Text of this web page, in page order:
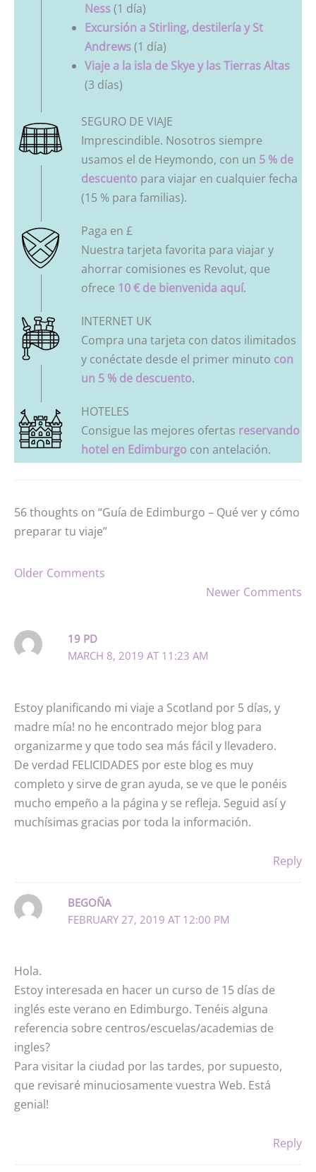
Ness(1 día)
Excursión a Stirling, destilería y St
Andrews(1 día)
Viaje a la isla de Skye y las Tierras Altas
(3 días)
SEGURO DE VIAJE
Imprescindible. Nosotros siempre
usamos el de Heymondo, con un 5 % de
descuento para viajar en cualquier fecha
(15 % para familias).
Paga en £
Nuestra tarjeta favorita para viajar y
ahorrar comisiones es Revolut, que
ofrece 10 € de bienvenida aquí.
INTERNET UK
Compra una tarjeta con datos ilimitados
y conéctate desde el primer minuto con
un 5 % de descuento.
HOTELES
Consigue las mejores ofertas reservando
hotel en Edimburgo con antelación.
56 thoughts on “Guía de Edimburgo – Qué ver y cómo
preparar tu viaje”
Newer
Older Comments
Newer Comments
19 PD
MARCH 8, 2019 AT 11:23 AM
Estoy planificando mi viaje a Scotland por 5 días, y
madre mía! no he encontrado mejor blog para
organizarme y que todo sea más fácil y llevadero.
De verdad FELICIDADES por este blog es muy
completo y sirve de gran ayuda, se ve que le ponéis
mucho empeño a la página y se refleja. Seguid así y
muchísimas gracias por toda la información.
Reply
BEGOÑA
FEBRUARY 27, 2019 AT 12:00 PM
Hola.
Estoy interesada en hacer un curso de 15 días de
inglés este verano en Edimburgo. Tenéis alguna
referencia sobre centros/escuelas/academias de
ingles?
Para visitar la ciudad por las tardes, por supuesto,
que revisaré minuciosamente vuestra Web. Está
genial!
Reply